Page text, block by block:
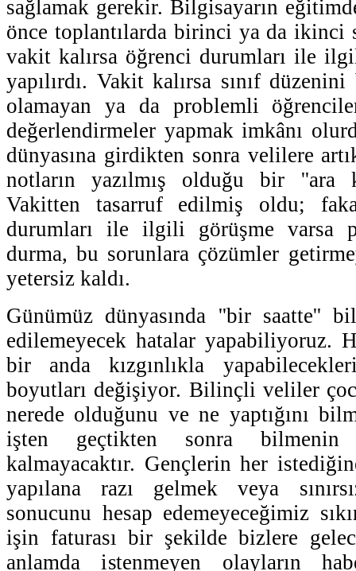
sağlamak gerekir. Bilgisayarın
önce toplantılarda birinci ya da ikinci
vakit kalırsa öğrenci durumları ile
yapılırdı. Vakit kalırsa sınıf
olamayan ya da problemli
değerlendirmeler yapmak imkânı
dünyasına girdikten sonra velilere
notların yazılmış olduğu bir
Vakitten tasarruf edilmiş oldu;
durumları ile ilgili görüşme varsa
durma, bu sorunlara çözümler
yetersiz kaldı.
Günümüz dünyasında ''bir saatte''
edilemeyecek hatalar yapabiliyoruz.
bir anda kızgınlıkla
boyutları değişiyor. Bilinçli veliler
nerede olduğunu ve ne yaptığını
işten geçtikten sonra
kalmayacaktır. Gençlerin her
yapılana razı gelmek veya
sonucunu hesap edemeyeceğimiz
işin faturası bir şekilde bizlere
anlamda istenmeyen olayların